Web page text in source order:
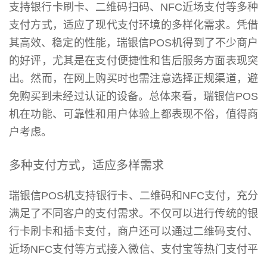
支持银行卡刷卡、二维码扫码、NFC近场支付等多种
支付方式，适应了现代支付环境的多样化需求。凭借
其高效、稳定的性能，瑞银信POS机得到了不少商户
的好评，尤其是在支付便捷性和售后服务方面表现突
出。然而，在网上购买时也需注意选择正规渠道，避
免购买到未经过认证的设备。总体来看，瑞银信POS
机在功能、可靠性和用户体验上都表现不俗，值得商
户考虑。
多种支付方式，适应多样需求
瑞银信POS机支持银行卡、二维码和NFC支付，充分
满足了不同客户的支付需求。不仅可以进行传统的银
行卡刷卡和插卡支付，商户还可以通过二维码支付、
近场NFC支付等方式接入微信、支付宝等热门支付平